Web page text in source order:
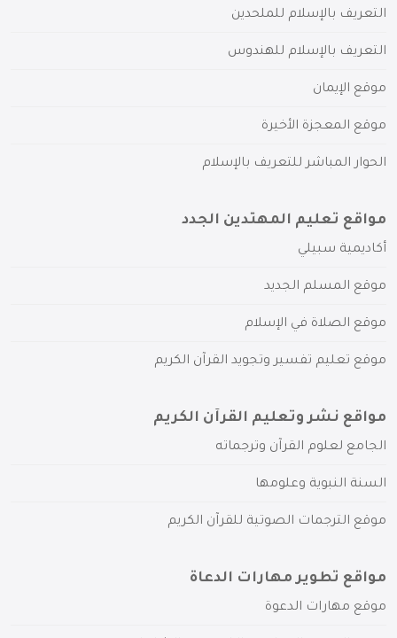
التعريف بالإسلام للملحدين
التعريف بالإسلام للهندوس
موقع الإيمان
موقع المعجزة الأخيرة
الحوار المباشر للتعريف بالإسلام
مواقع تعليم المهتدين الجدد
أكاديمية سبيلي
موقع المسلم الجديد
موقع الصلاة في الإسلام
موقع تعليم تفسير وتجويد القرآن الكريم
مواقع نشر وتعليم القرآن الكريم
الجامع لعلوم القرآن وترجماته
السنة النبوية وعلومها
موقع الترجمات الصوتية للقرآن الكريم
مواقع تطوير مهارات الدعاة
موقع مهارات الدعوة